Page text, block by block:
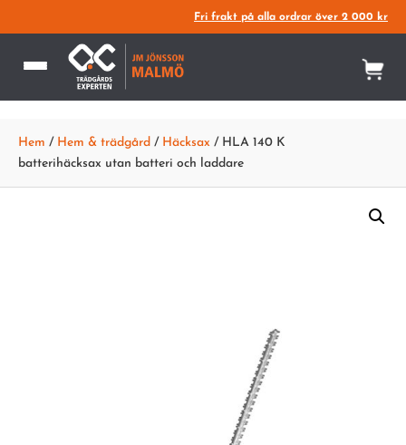
Fri frakt på alla ordrar över 2 000 kr
Hem / Hem & trädgård / Häcksax / HLA 140 K
batterihäcksax utan batteri och laddare